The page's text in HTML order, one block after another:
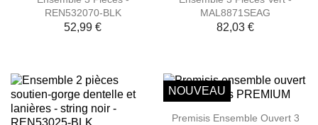
REN532070-BLK
52,99 €
MAL8871SEAG
82,03 €
Premisis Ensemble Ouvert 3
NOUVEAU